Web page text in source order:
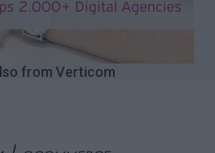
from Verticom